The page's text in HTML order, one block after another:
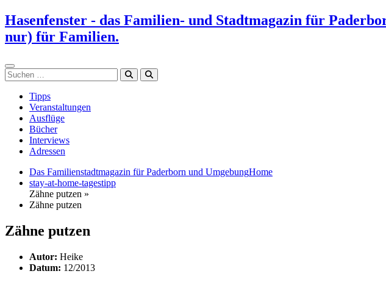
Zum
Inhalt
springen
Hasenfenster - das Familien- und Stadtmagazin für
nur) für Familien.
Suchen
Tipps
Veranstaltungen
Ausflüge
Bücher
Interviews
Adressen
Das Familienstadtmagazin für Paderborn und UmgebungHome
stay-at-home-tagestipp
Zähne putzen »
Zähne putzen
Zähne putzen
Autor: Heike
Datum: 12/2013